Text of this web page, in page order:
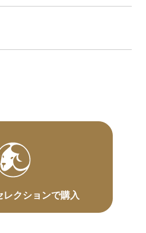
レクションで購入